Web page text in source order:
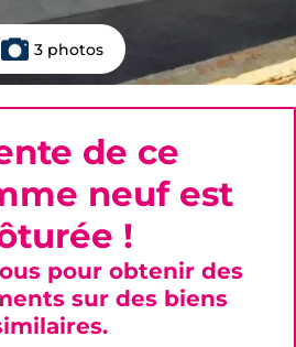
3 photos
de ce
neuf est
!
pour obtenir des
sur des biens